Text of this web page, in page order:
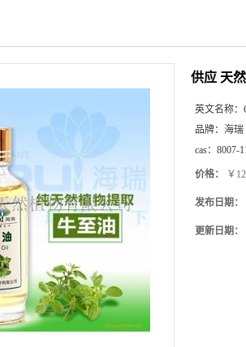
供应 天
英文名称：
品牌： 海瑞
cas： 8007-
价格： ￥
发布日期：
更新日期：